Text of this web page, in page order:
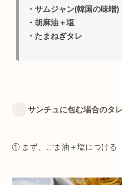
・サムジャン(韓国の味噌)
・胡麻油＋塩
・たまねぎタレ
サンチュに包む場合のタレ
① まず、ごま油＋塩につける